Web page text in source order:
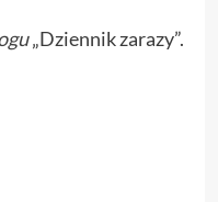
„Dziennik zarazy”.